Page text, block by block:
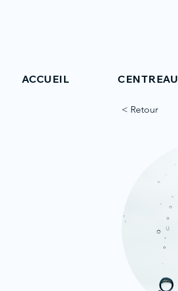
ACCUEIL CENTREAU
< Retour